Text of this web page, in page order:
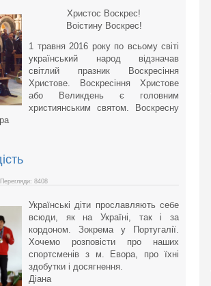
Христос Воскрес!
Воістину Воскрес!
1 травня 2016 року по всьому світі
український народ відзначав
світлий празник Воскресіння
Христове. Воскресіння Христове
або Великдень є головним
християнським святом. Воскресну
Перегляди: 8408
Українські діти прославляють себе
всюди, як на Україні, так і за
кордоном. Зокрема у Португалії.
Хочемо розповісти про наших
спортсменів з м. Евора, про їхні
здобутки і досягнення.
Діана